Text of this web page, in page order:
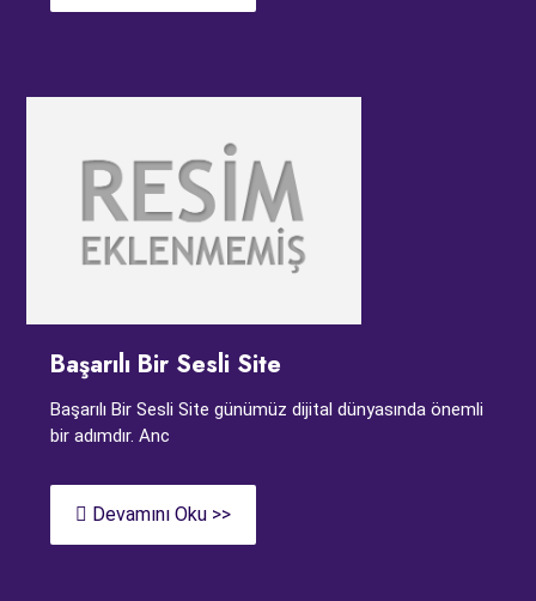
Başarılı Bir Sesli Site
Başarılı Bir Sesli Site günümüz dijital dünyasında önemli
bir adımdır. Anc
Devamını Oku >>